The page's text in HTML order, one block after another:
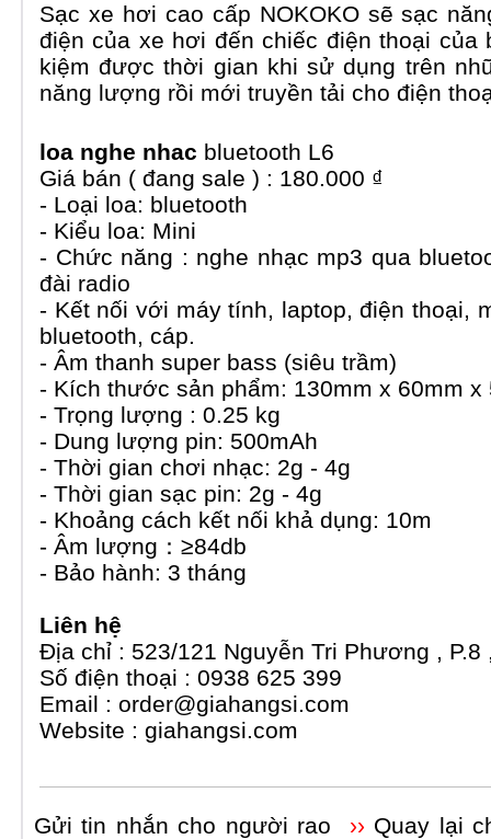
Sạc xe hơi cao cấp NOKOKO sẽ sạc
điện của xe hơi đến chiếc điện thoại của
kiệm được thời gian khi sử dụng trên
năng lượng rồi mới truyền tải cho điện
loa nghe nhac bluetooth L6
Giá bán ( đang sale ) : 180.000 ₫
- Loại loa: bluetooth
- Kiểu loa: Mini
- Chức năng : nghe nhạc mp3 qua
đài radio
- Kết nối với máy tính, laptop, điện thoại,
bluetooth, cáp.
- Âm thanh super bass (siêu trầm)
- Kích thước sản phẩm: 130mm x 60mm x
- Trọng lượng : 0.25 kg
- Dung lượng pin: 500mAh
- Thời gian chơi nhạc: 2g - 4g
- Thời gian sạc pin: 2g - 4g
- Khoảng cách kết nối khả dụng: 10m
- Âm lượng：≥84db
- Bảo hành: 3 tháng
Liên hệ
Địa chỉ : 523/121 Nguyễn Tri Phương , P.8
Số điện thoại : 0938 625 399
Email : order@giahangsi.com
Website : giahangsi.com
Gửi tin nhắn cho người rao ›› Quay lại